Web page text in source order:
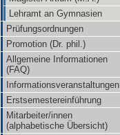
Lehramt an Gymnasien
Prüfungsordnungen
Promotion (Dr. phil.)
Allgemeine Informationen
(FAQ)
Informationsveranstaltungen
Erstsemestereinführung
Mitarbeiter/innen
(alphabetische Übersicht)